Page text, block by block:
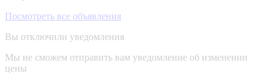
Посмотреть все объявления
Вы отключили уведомления
Мы не сможем отправить вам уведомление об изменении
цены